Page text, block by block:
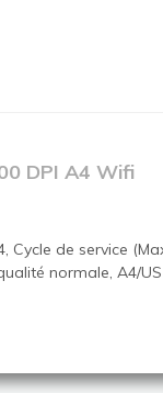
DPI A4 Wifi
Cycle de service
normale, A4/